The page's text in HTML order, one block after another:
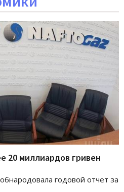
20 миллиардов гривен
годовой отчет за